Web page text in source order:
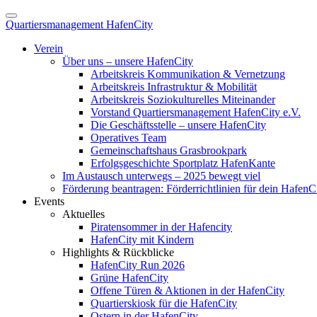
Quartiersmanagement HafenCity
Verein
Über uns – unsere HafenCity
Arbeitskreis Kommunikation & Vernetzung
Arbeitskreis Infrastruktur & Mobilität
Arbeitskreis Soziokulturelles Miteinander
Vorstand Quartiersmanagement HafenCity e.V.
Die Geschäftsstelle – unsere HafenCity
Operatives Team
Gemeinschaftshaus Grasbrookpark
Erfolgsgeschichte Sportplatz HafenKante
Im Austausch unterwegs – 2025 bewegt viel
Förderung beantragen: Förderrichtlinien für dein
Events
Aktuelles
Piratensommer in der Hafencity
HafenCity mit Kindern
Highlights & Rückblicke
HafenCity Run 2026
Grüne HafenCity
Offene Türen & Aktionen in der HafenCity
Quartierskiosk für die HafenCity